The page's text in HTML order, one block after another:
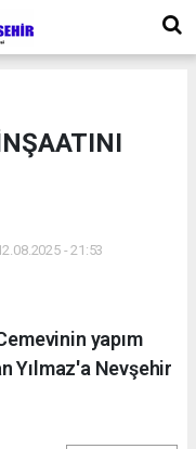
- 21:53
yapım
Yılmaz'a Nevşehir